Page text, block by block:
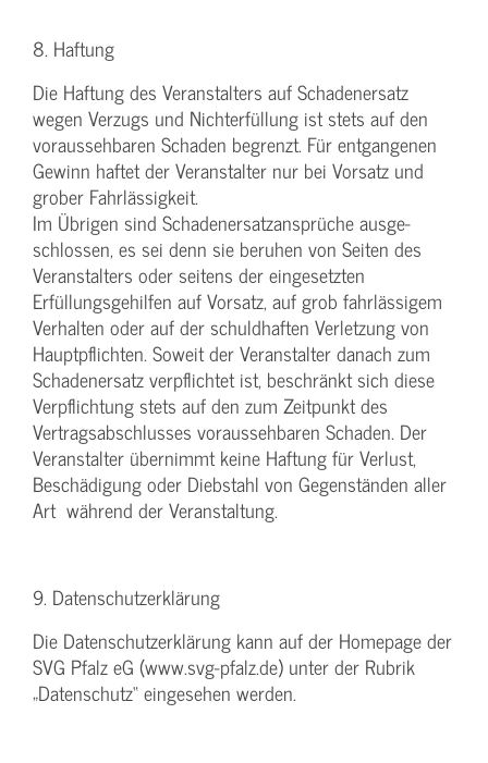
8. Haftung
Die Haftung des Veranstalters auf Schadenersatz
wegen Verzugs und Nichterfüllung ist stets auf den
voraussehbaren Schaden begrenzt. Für entgangenen
Gewinn haftet der Veranstalter nur bei Vorsatz und
grober Fahrlässigkeit.
Im Übrigen sind Schadenersatzansprüche ausge-
schlossen, es sei denn sie beruhen von Seiten des
Veranstalters oder seitens der eingesetzten
Erfüllungsgehilfen auf Vorsatz, auf grob fahrlässigem
Verhalten oder auf der schuldhaften Verletzung von
Hauptpflichten. Soweit der Veranstalter danach zum
Schadenersatz verpflichtet ist, beschränkt sich diese
Verpflichtung stets auf den zum Zeitpunkt des
Vertragsabschlusses voraussehbaren Schaden. Der
Veranstalter übernimmt keine Haftung für Verlust,
Beschädigung oder Diebstahl von Gegenständen aller
Art während der Veranstaltung.
9. Datenschutzerklärung
Die Datenschutzerklärung kann auf der Homepage der
SVG Pfalz eG (www.svg-pfalz.de) unter der Rubrik
„Datenschutz“ eingesehen werden.